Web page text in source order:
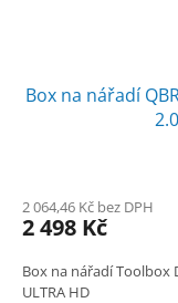
Box na nářadí
2 064,46 Kč bez DPH
2 498 Kč
Box na nářadí Toolbox
ULTRA HD